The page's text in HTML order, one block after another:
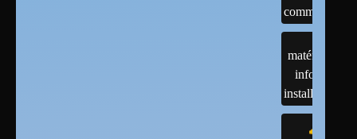
commandes
matériels :
infos et
installations